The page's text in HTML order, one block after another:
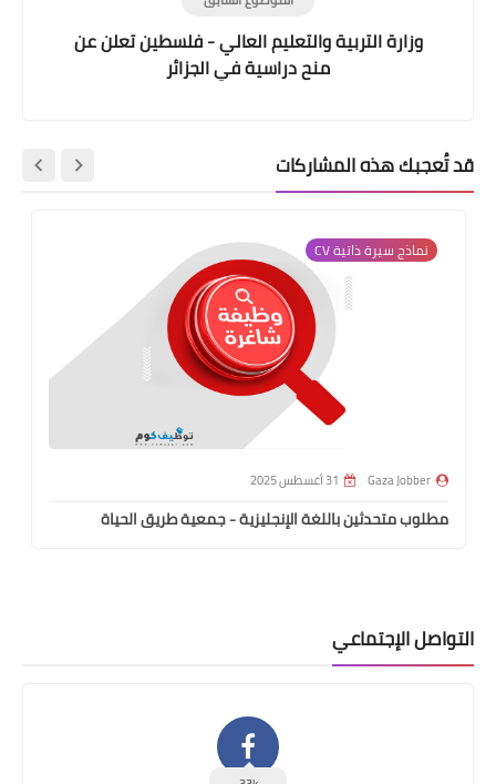
وزارة التربية والتعليم العالي - فلسطين تعلن عن
منح دراسية في الجزائر
قد تُعجبك هذه المشاركات
نماذج سيرة ذاتية CV
Gaza Jobber 31 أغسطس 2025
مطلوب متحدثين باللغة الإنجليزية - جمعية طريق الحياة
التواصل الإجتماعي